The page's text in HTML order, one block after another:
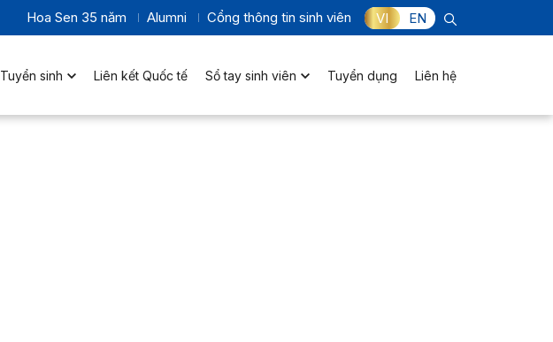
Hoa Sen 35 năm Alumni Cổng thông tin sinh viên VI EN
Tuyển sinh Liên kết Quốc tế Sổ tay sinh viên Tuyển dụng Liên hệ